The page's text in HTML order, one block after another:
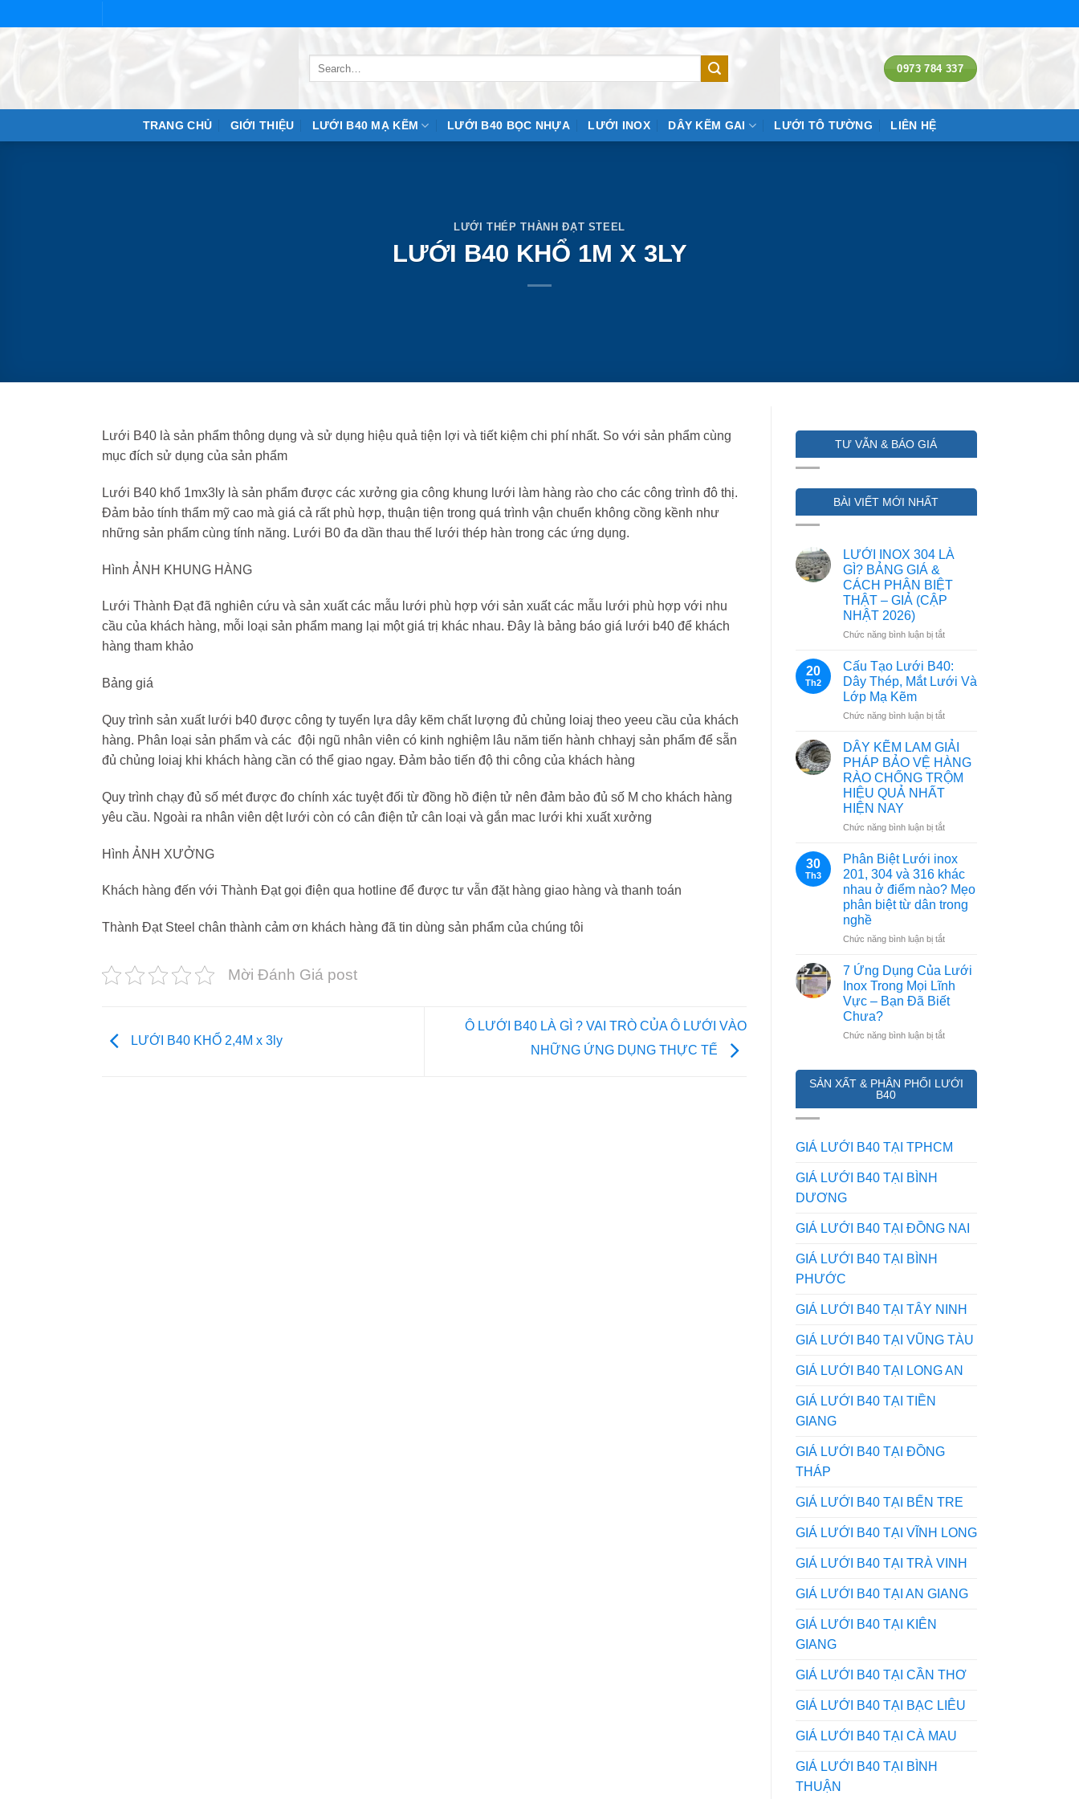
to
0973 784 337
TRANG CHỦ GIỚI THIỆU LƯỚI B40 MẠ KẼM LƯỚI B40 BỌC NHỰA LƯỚI INOX DÂY KẼM GAI LƯỚI TÔ TƯỜNG LIÊN HỆ
LƯỚI THÉP THÀNH ĐẠT STEEL
LƯỚI B40 KHỔ 1M X 3LY
Lưới B40 là sản phẩm thông dụng và sử dụng hiệu quả tiện lợi và tiết kiệm chi phí nhất. So với sản phẩm cùng
mục đích sử dụng của sản phẩm
Lưới B40 khổ 1mx3ly là sản phẩm được các xưởng gia công khung lưới làm hàng rào cho các công trình đô thị.
Đảm bảo tính thẩm mỹ cao mà giá cả rất phù hợp, thuận tiện trong quá trình vận chuển không cồng kềnh như
những sản phẩm cùng tính năng. Lưới B0 đa dần thau thế lưới thép hàn trong các ứng dụng.
Hình ẢNH KHUNG HÀNG
Lưới Thành Đạt đã nghiên cứu và sản xuất các mẫu lưới phù hợp với sản xuất các mẫu lưới phù hợp với nhu
cầu của khách hàng, mỗi loại sản phẩm mang lại một giá trị khác nhau. Đây là bảng báo giá lưới b40 để khách
hàng tham khảo
Bảng giá
Quy trình sản xuất lưới b40 được công ty tuyển lựa dây kẽm chất lượng đủ chủng loiaj theo yeeu cầu của khách
hàng. Phân loại sản phẩm và các đội ngũ nhân viên có kinh nghiệm lâu năm tiến hành chhayj sản phẩm để sẵn
đủ chủng loiaj khi khách hàng cần có thể giao ngay. Đảm bảo tiến độ thi công của khách hàng
Quy trình chạy đủ số mét được đo chính xác tuyệt đối từ đồng hồ điện tử nên đảm bảo đủ số M cho khách hàng
yêu cầu. Ngoài ra nhân viên dệt lưới còn có cân điện tử cân loại và gắn mac lưới khi xuất xưởng
Hình ẢNH XƯỞNG
Khách hàng đến với Thành Đạt gọi điện qua hotline để được tư vẫn đặt hàng giao hàng và thanh toán
Thành Đạt Steel chân thành cảm ơn khách hàng đã tin dùng sản phẩm của chúng tôi
Mời Đánh Giá post
LƯỚI B40 KHỔ 2,4M x 3ly
Ô LƯỚI B40 LÀ GÌ ? VAI TRÒ CỦA Ô LƯỚI VÀO
NHỮNG ỨNG DỤNG THỰC TẾ
TƯ VẪN & BÁO GIÁ
BÀI VIẾT MỚI NHẤT
LƯỚI INOX 304 LÀ
GÌ? BẢNG GIÁ &
CÁCH PHÂN BIỆT
THẬT – GIẢ (CẬP
NHẬT 2026)
Chức năng bình luận bị tắtở
INOX
304
LÀ
BẢNG
&
CÁCH
PHÂN
BIỆT
GIẢ
2026)
20
Th2
Cấu Tạo Lưới B40:
Dây Thép, Mắt Lưới Và
Lớp Mạ Kẽm
Chức năng bình luận bị tắtở
Tạo
Lưới
B40:
Dây
Lưới
Mạ
Kẽm
DÂY KẼM LAM GIẢI
PHÁP BẢO VỆ HÀNG
RÀO CHỐNG TRỘM
HIỆU QUẢ NHẤT
HIỆN NAY
Chức năng bình luận bị tắtở
LAM
GIẢI
PHÁP
BẢO
HÀNG
CHỐNG
TRỘM
HIỆU
QUẢ
HIỆN
30
Th3
Phân Biệt Lưới inox
201, 304 và 316 khác
nhau ở điểm nào? Mẹo
phân biệt từ dân trong
nghề
Chức năng bình luận bị tắtở
Biệt
Lưới
inox
201,
và
ở
phân
7 Ứng Dụng Của Lưới
Inox Trong Mọi Lĩnh
Vực – Bạn Đã Biết
Chưa?
Chức năng bình luận bị tắtở
Dụng
Của
Mọi
Biết
SẢN XẤT & PHÂN PHỐI LƯỚI
B40
GIÁ LƯỚI B40 TẠI TPHCM
GIÁ LƯỚI B40 TẠI BÌNH
DƯƠNG
GIÁ LƯỚI B40 TẠI ĐỒNG NAI
GIÁ LƯỚI B40 TẠI BÌNH
PHƯỚC
GIÁ LƯỚI B40 TẠI TÂY NINH
GIÁ LƯỚI B40 TẠI VŨNG TÀU
GIÁ LƯỚI B40 TẠI LONG AN
GIÁ LƯỚI B40 TẠI TIỀN
GIANG
GIÁ LƯỚI B40 TẠI ĐỒNG
THÁP
GIÁ LƯỚI B40 TẠI BẾN TRE
GIÁ LƯỚI B40 TẠI VĨNH LONG
GIÁ LƯỚI B40 TẠI TRÀ VINH
GIÁ LƯỚI B40 TẠI AN GIANG
GIÁ LƯỚI B40 TẠI KIÊN
GIANG
GIÁ LƯỚI B40 TẠI CẦN THƠ
GIÁ LƯỚI B40 TẠI BẠC LIÊU
GIÁ LƯỚI B40 TẠI CÀ MAU
GIÁ LƯỚI B40 TẠI BÌNH
THUẬN